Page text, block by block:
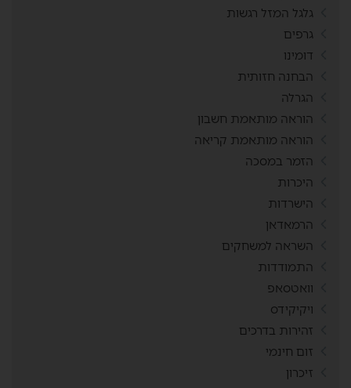
גלגל המזל רגשות
גרפים
דומינו
הבחנה חזותית
הגרלה
הוראה מותאמת חשבון
הוראה מותאמת קריאה
הזמר במסכה
היכרות
הישרדות
הרמאדאן
השראה למשחקים
התמודדות
וואטסאפ
ויקיקידס
זהירות בדרכים
זום חינמי
זיכרון